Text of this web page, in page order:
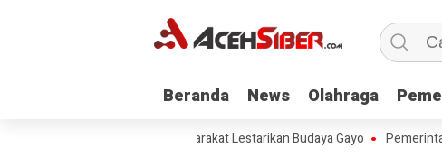
Beranda News Olahraga
Beranda News Olahraga
Ketua KNA Ajak Masyarakat Lestarikan Budaya Gayo Pemerintah Aceh